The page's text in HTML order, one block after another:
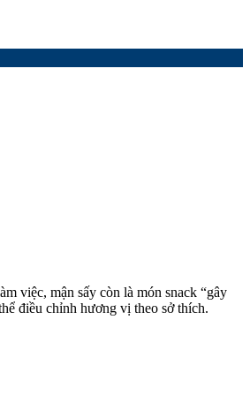
việc, mận sấy còn là món snack “gây
điều chỉnh hương vị theo sở thích.